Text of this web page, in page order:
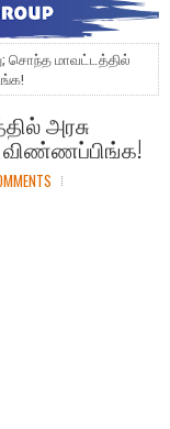
சொந்த மாவட்டத்தில்
அரசு
விண்ணப்பிங்க!